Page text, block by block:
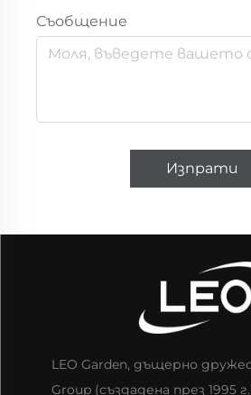
Съобщение
Изпрати
LEO Garden, дъщерно
Group (създадена през 1995